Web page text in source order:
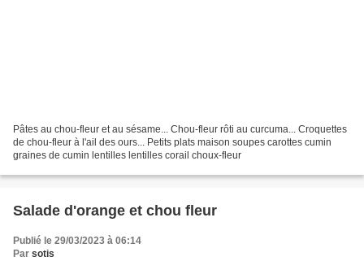
Pâtes au chou-fleur et au sésame... Chou-fleur rôti au curcuma... Croquettes
de chou-fleur à l'ail des ours... Petits plats maison soupes carottes cumin
graines de cumin lentilles lentilles corail choux-fleur
Salade d'orange et chou fleur
Publié le 29/03/2023 à 06:14
Par sotis